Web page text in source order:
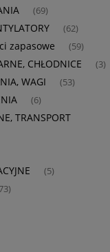
(69)
(62)
zapasowe (59)
CHŁODNICE (3)
WAGI (53)
(6)
TRANSPORT
(5)